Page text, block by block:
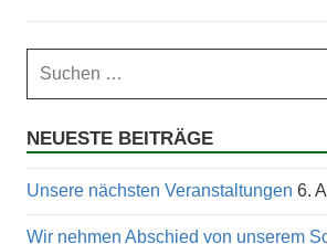
Suchen
NEUESTE BEITRÄGE
Unsere nächsten Veranstaltungen 6.
Wir nehmen Abschied von unserem